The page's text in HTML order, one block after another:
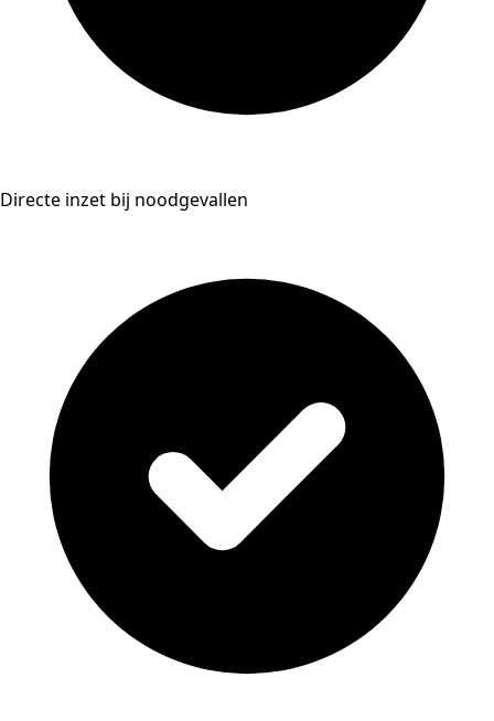
Directe inzet bij noodgevallen